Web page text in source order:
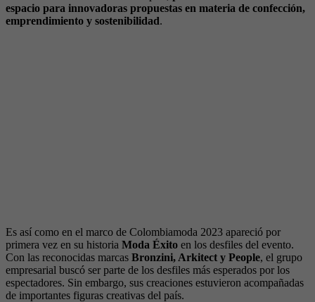
espacio para innovadoras propuestas en materia de confección,
emprendimiento y sostenibilidad.
Es así como en el marco de Colombiamoda 2023 apareció por
primera vez en su historia Moda Éxito en los desfiles del evento.
Con las reconocidas marcas Bronzini, Arkitect y People, el grupo
empresarial buscó ser parte de los desfiles más esperados por los
espectadores. Sin embargo, sus creaciones estuvieron acompañadas
de importantes figuras creativas del país.